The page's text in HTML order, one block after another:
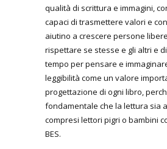
qualità di scrittura e immagini,
capaci di trasmettere valori e
aiutino a crescere persone
rispettare se stesse e gli altri e
tempo per pensare e
leggibilità come un valore
progettazione di ogni libro,
fondamentale che la lettura sia
compresi lettori pigri o bambini
BES.